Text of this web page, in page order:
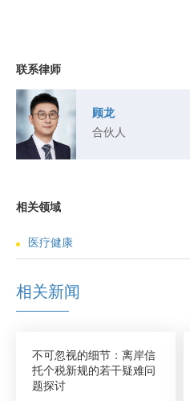
联系律师
顾龙
合伙人
相关领域
医疗健康
相关新闻
不可忽视的细节：离岸信
托个税新规的若干疑难问
题探讨